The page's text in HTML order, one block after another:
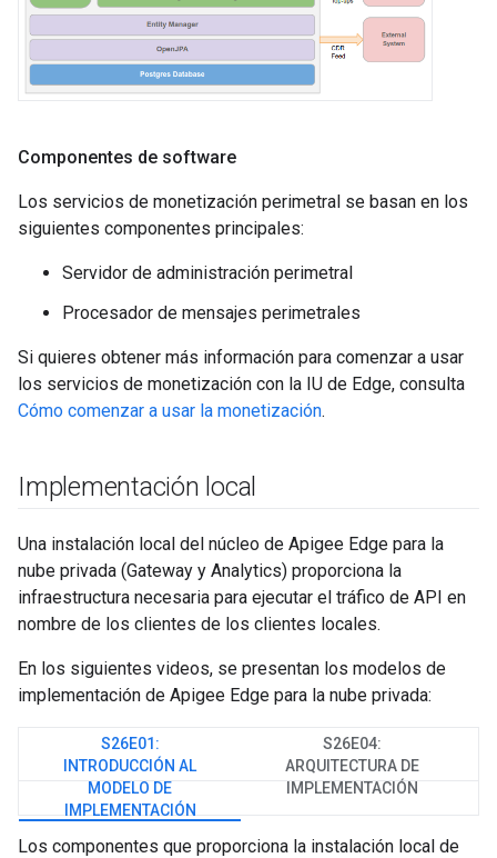
Componentes de software
Los servicios de monetización perimetral se basan en los
siguientes componentes principales:
Servidor de administración perimetral
Procesador de mensajes perimetrales
Si quieres obtener más información para comenzar a usar
los servicios de monetización con la IU de Edge, consulta
Cómo comenzar a usar la monetización.
Implementación local
Una instalación local del núcleo de Apigee Edge para la
nube privada (Gateway y Analytics) proporciona la
infraestructura necesaria para ejecutar el tráfico de API en
nombre de los clientes de los clientes locales.
En los siguientes videos, se presentan los modelos de
implementación de Apigee Edge para la nube privada:
S26E01:
INTRODUCCIÓN AL
MODELO DE
IMPLEMENTACIÓN
S26E04:
ARQUITECTURA DE
IMPLEMENTACIÓN
Los componentes que proporciona la instalación local de